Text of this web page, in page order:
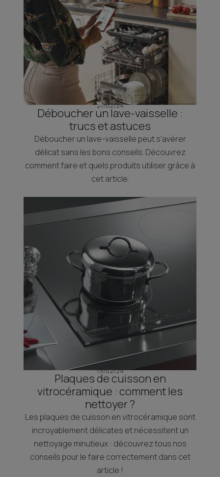
21/02/24
Déboucher un lave-vaisselle :
trucs et astuces
Déboucher un lave-vaisselle peut s'avérer
délicat sans les bons conseils. Découvrez
comment faire et quels produits utiliser grâce à
cet article.
19/02/24
Plaques de cuisson en
vitrocéramique : comment les
nettoyer ?
Les plaques de cuisson en vitrocéramique sont
incroyablement délicates et nécessitent un
nettoyage minutieux : découvrez tous nos
conseils pour le faire correctement dans cet
article !